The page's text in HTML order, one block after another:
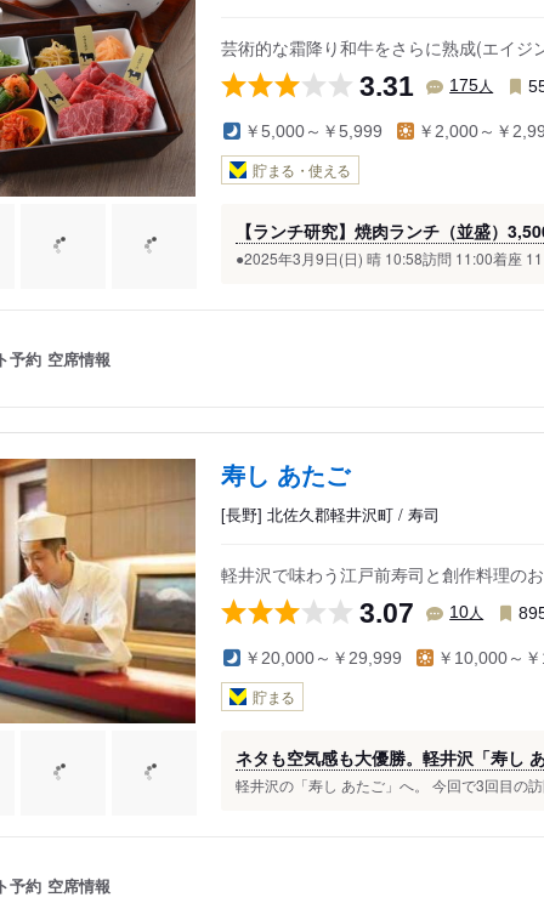
芸術的な霜降り和牛をさらに熟成(エイ
3.31 175人
￥5,000～￥5,999 ￥2,000～￥
貯まる・使える
【ランチ研究】焼肉ランチ（並盛）
●2025年3月9日(日) 晴 10:58訪問 11:00着座
予約 空席情報
寿し あたご
[長野] 北佐久郡軽井沢町 / 寿司
軽井沢で味わう江戸前寿司と創作料理
3.07 10人
￥20,000～￥29,999 ￥10,000～
貯まる
ネタも空気感も大優勝。軽井沢「寿し
軽井沢の「寿し あたご」へ。 今回で3回目の
予約 空席情報